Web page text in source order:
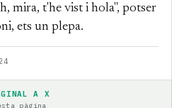
mira, t'he vist i hola", potser
ets un plepa.
A X
pàgina